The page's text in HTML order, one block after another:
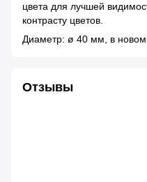
цвета для лучшей
контрасту цветов.
Диаметр: ø 40 мм, в новом
Отзывы